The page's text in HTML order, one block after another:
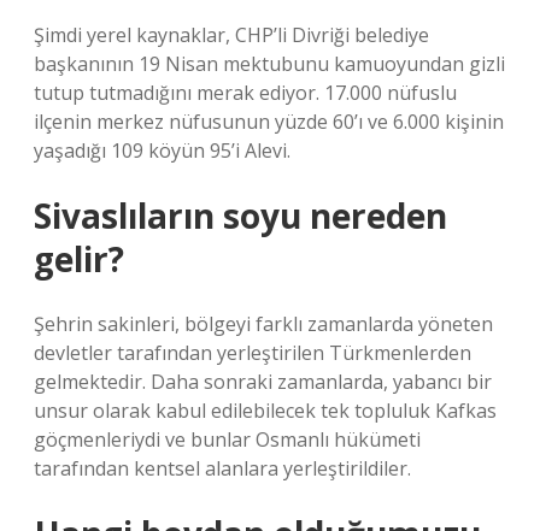
Şimdi yerel kaynaklar, CHP’li Divriği belediye
başkanının 19 Nisan mektubunu kamuoyundan gizli
tutup tutmadığını merak ediyor. 17.000 nüfuslu
ilçenin merkez nüfusunun yüzde 60’ı ve 6.000 kişinin
yaşadığı 109 köyün 95’i Alevi.
Sivaslıların soyu nereden
gelir?
Şehrin sakinleri, bölgeyi farklı zamanlarda yöneten
devletler tarafından yerleştirilen Türkmenlerden
gelmektedir. Daha sonraki zamanlarda, yabancı bir
unsur olarak kabul edilebilecek tek topluluk Kafkas
göçmenleriydi ve bunlar Osmanlı hükümeti
tarafından kentsel alanlara yerleştirildiler.